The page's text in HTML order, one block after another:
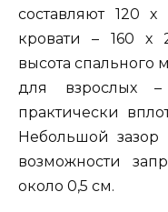
составляют 120
кровати – 160 х
высота спального
для взрослых
практически
Небольшой зазор
возможности
около 0,5 см.